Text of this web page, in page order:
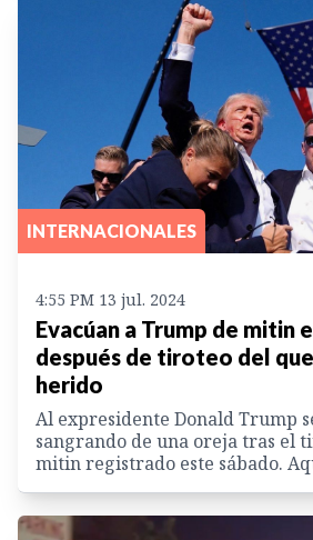
INTERNACIONALES
4:55 PM 13 jul. 2024
Evacúan a Trump de mitin
después de tiroteo del
herido
Al expresidente Donald Trump
sangrando de una oreja tras el
mitin registrado este sábado.